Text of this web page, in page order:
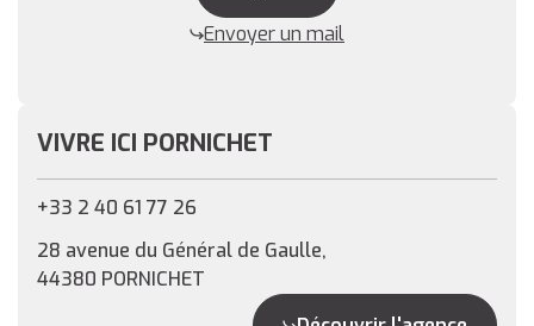
Envoyer un mail
VIVRE ICI PORNICHET
+33 2 40 61 77 26
28 avenue du Général de Gaulle,
44380 PORNICHET